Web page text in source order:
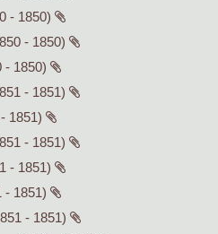
- 1850)
- 1850)
- 1850)
- 1851)
1851)
- 1851)
- 1851)
- 1851)
- 1851)